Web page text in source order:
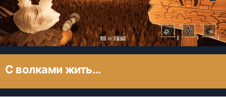
С волками жить…